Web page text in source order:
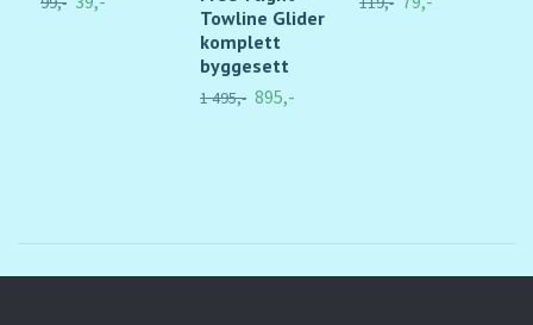
Towline Glider
komplett
byggesett
1 495,- 895,-